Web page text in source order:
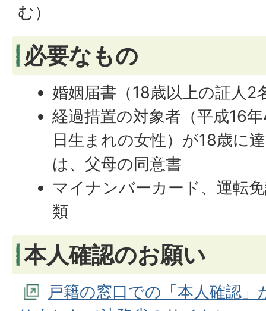
む）
必要なもの
婚姻届書（18歳以上の証人2
経過措置の対象者（平成16
日生まれの女性）が18歳に
は、父母の同意書
マイナンバーカード、運転
類
本人確認のお願い
戸籍の窓口での「本人確認